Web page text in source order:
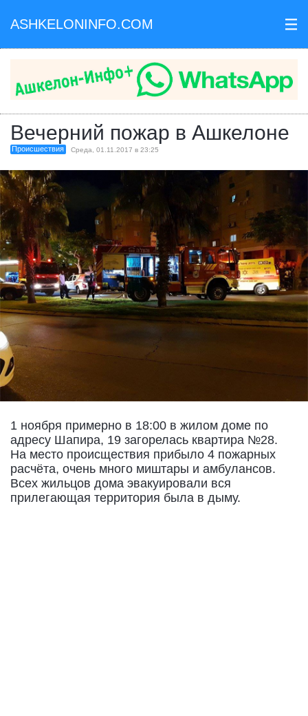
ASHKELONINFO.COM III
Вечерний пожар в Ашкелоне
Происшествия Среда, 01.11.2017 в 23:25
1 ноября примерно в 18:00 в жилом доме по
адресу Шапира, 19 загорелась квартира №28.
На место происществия прибыло 4 пожарных
расчёта, очень много миштары и амбулансов.
Всех жильцов дома эвакуировали вся
прилегающая территория была в дыму.